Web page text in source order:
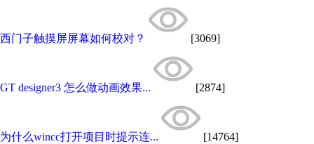
西门子触摸屏屏幕如何校对？ [3069]
GT designer3 怎么做动画效果... [2874]
为什么wincc打开项目时提示连... [14764]